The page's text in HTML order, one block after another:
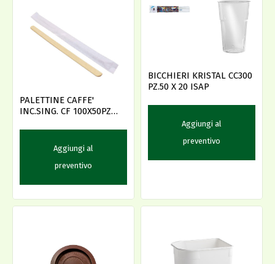
PALETTINE CAFFE'
INC.SING. CF 100X50PZ
Aggiungi al
preventivo
BICCHIERI KRISTAL CC300
PZ.50 X 20 ISAP
Aggiungi al
preventivo